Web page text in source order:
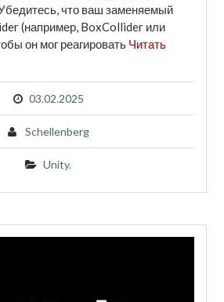
что ваш заменяемый
(например, BoxCollider или
он мог реагировать Читать
03.02.2025
Schellenberg
Unity.